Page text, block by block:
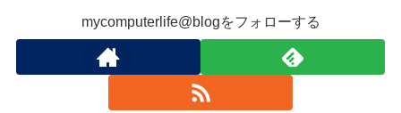
mycomputerlife@blogをフォローする